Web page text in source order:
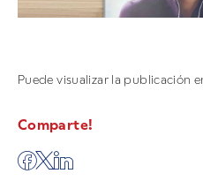
Puede visualizar la publicación
Comparte!